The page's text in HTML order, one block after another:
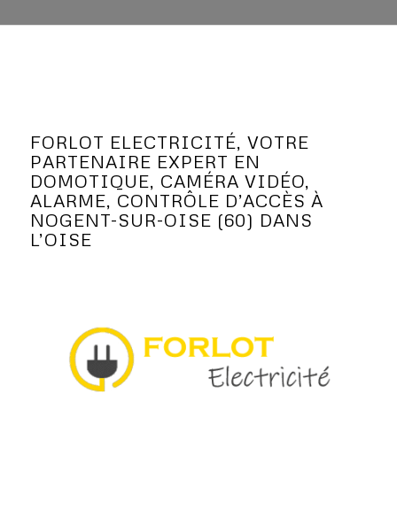
FORLOT ELECTRICITÉ, VOTRE
PARTENAIRE EXPERT EN
DOMOTIQUE, CAMÉRA VIDÉO,
ALARME, CONTRÔLE D’ACCÈS À
NOGENT-SUR-OISE (60) DANS
L’OISE